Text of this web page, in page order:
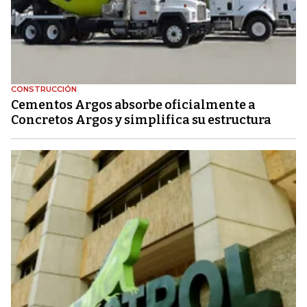
CONSTRUCCIÓN
Cementos Argos absorbe oficialmente a
Concretos Argos y simplifica su estructura